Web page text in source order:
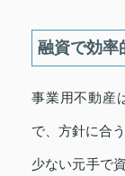
融資で効率
事業用不動産
で、方針に合
少ない元手で